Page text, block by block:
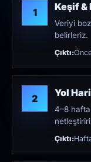
1 Keşif &
Veriyi
belirleriz.
Çıktı:
2 Yol
4–8
Çıktı: